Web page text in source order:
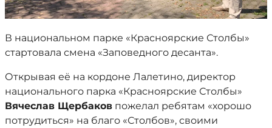
В национальном парке «Красноярские Столбы»
стартовала смена «Заповедного десанта».
Открывая её на кордоне Лалетино, директор
национального парка «Красноярские Столбы»
Вячеслав Щербаков пожелал ребятам «хорошо
потрудиться» на благо «Столбов», своими